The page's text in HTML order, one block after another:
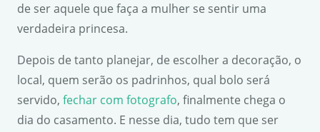
de ser aquele que faça a mulher se sentir uma
verdadeira princesa.
Depois de tanto planejar, de escolher a decoração, o
local, quem serão os padrinhos, qual bolo será
servido, fechar com fotografo, finalmente chega o
dia do casamento. E nesse dia, tudo tem que ser